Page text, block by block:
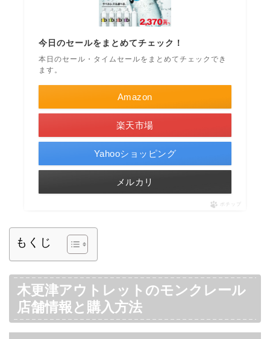
今日のセールをまとめてチェック！
本日のセール・タイムセールをまとめてチェックでき
ます。
Amazon
楽天市場
Yahooショッピング
メルカリ
ポチップ
もくじ
木更津アウトレットのモンクレール
店舗情報と購入方法